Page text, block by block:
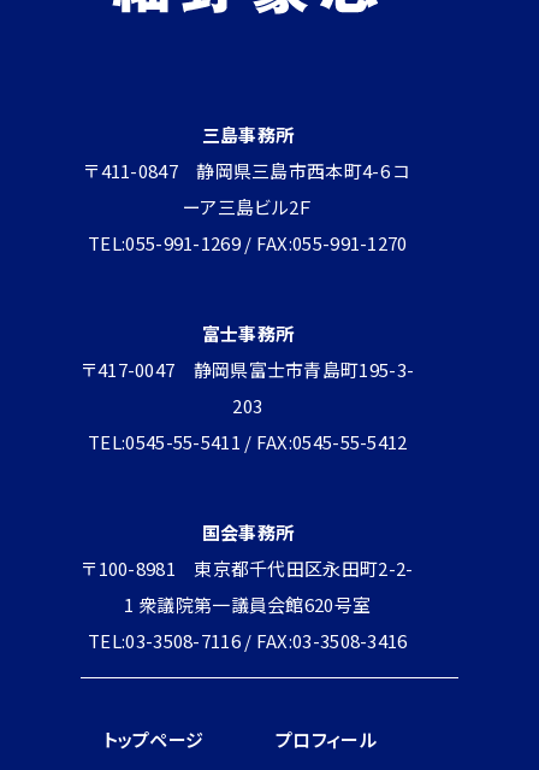
三島事務所
〒411-0847 静岡県三島市西本町4-6 コ
ーア三島ビル2Ｆ
TEL:055-991-1269 / FAX:055-991-1270
富士事務所
〒417-0047 静岡県富士市青島町195-3-
203
TEL:0545-55-5411 / FAX:0545-55-5412
国会事務所
〒100-8981 東京都千代田区永田町2-2-
1 衆議院第一議員会館620号室
TEL:03-3508-7116 / FAX:03-3508-3416
トップページ プロフィール